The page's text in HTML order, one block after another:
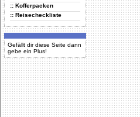
:: Kofferpacken
:: Reisecheckliste
Gefällt dir diese Seite dann
gebe ein Plus!